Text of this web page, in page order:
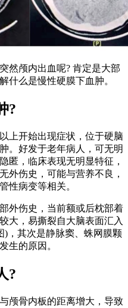
然颅内出血呢? 肯定是大部
什么是慢性硬膜下血肿。
?
上开始出现症状，位于硬脑
。好发于老年病人，可无明
匿，临床表现无明显特征，
外伤史，可能与营养不良，
性病变等相关。
外伤史，当前额或后枕部着
大，易撕裂自大脑表面汇入
)，其次是静脉窦、蛛网膜颗
生的原因。
?
颅骨内板的距离增大，导致